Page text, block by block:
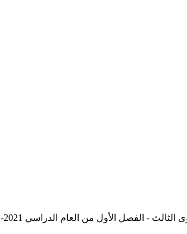
الفصل الأول من العام الدراسي 2021-2022 م